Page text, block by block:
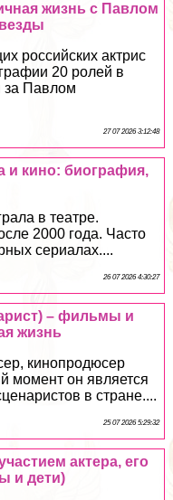
жизнь с Павлом
российских актрис
20 ролей в
за Павлом
27 07 2026 3:12:48
и кино: биография,
в театре.
2000 года. Часто
сериалах....
26 07 2026 4:30:27
– фильмы и
жизнь
кинопродюсер
момент он является
в стране....
25 07 2026 5:29:32
актера, его
и дети)